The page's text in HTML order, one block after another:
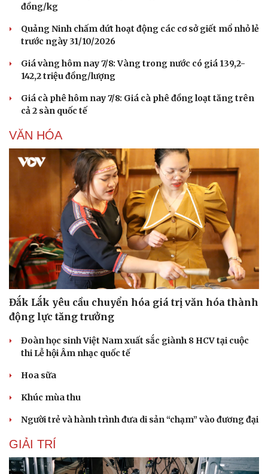
Du lịch Podcast
đồng/kg
Quảng Ninh chấm dứt hoạt động các cơ sở giết mổ nhỏ lẻ
trước ngày 31/10/2026
Giá vàng hôm nay 7/8: Vàng trong nước có giá 139,2-
142,2 triệu đồng/lượng
Giá cà phê hôm nay 7/8: Giá cà phê đồng loạt tăng trên
cả 2 sàn quốc tế
VĂN HÓA
Đắk Lắk yêu cầu chuyển hóa giá trị văn hóa thành
động lực tăng trưởng
Đoàn học sinh Việt Nam xuất sắc giành 8 HCV tại cuộc
thi Lễ hội Âm nhạc quốc tế
Hoa sữa
Khúc mùa thu
Người trẻ và hành trình đưa di sản “chạm” vào đương đại
GIẢI TRÍ